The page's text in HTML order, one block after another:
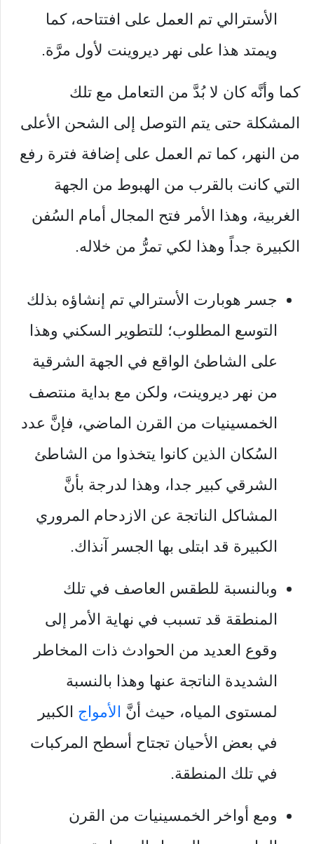
الأسترالي تم العمل على افتتاحه، كما
ويمتد هذا على نهر ديروينت لأول مرَّة.
كما وأنَّه كان لا بُدَّ من التعامل مع تلك
المشكلة حتى يتم التوصل إلى الشحن الأعلى
من النهر، كما تم العمل على إضافة فترة رفع
التي كانت بالقرب من الهبوط من الجهة
الغربية، وهذا الأمر فتح المجال أمام السُفن
الكبيرة جداً وهذا لكي تمرُّ من خلاله.
جسر هوبارت الأسترالي تم إنشاؤه بذلك
التوسع المطلوب؛ للتطوير السكني وهذا
على الشاطئ الواقع في الجهة الشرقية
من نهر ديروينت، ولكن مع بداية منتصف
الخمسينيات من القرن الماضي، فإنَّ عدد
السُكان الذين كانوا يتخذوا من الشاطئ
الشرقي كبير جدا، وهذا لدرجة بأنَّ
المشاكل الناتجة عن الازدحام المروري
الكبيرة قد ابتلى بها الجسر آنذاك.
وبالنسبة للطقس العاصف في تلك
المنطقة قد تسبب في نهاية الأمر إلى
وقوع العديد من الحوادث ذات المخاطر
الشديدة الناتجة عنها وهذا بالنسبة
لمستوى المياه، حيث أنَّ الأمواج الكبير
في بعض الأحيان تجتاح أسطح المركبات
في تلك المنطقة.
ومع أواخر الخمسينيات من القرن